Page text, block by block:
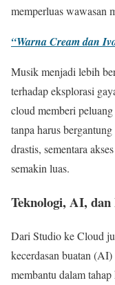
memperluas wawasan
“Warna Cream dan
Musik menjadi lebih
terhadap eksplorasi
cloud memberi
tanpa harus
drastis, sementara
semakin luas.
Teknologi, AI,
Dari Studio ke Cloud
kecerdasan buatan
membantu dalam